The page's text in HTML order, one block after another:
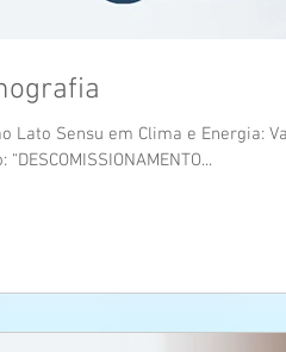
Lato Sensu em Clima e Energia: